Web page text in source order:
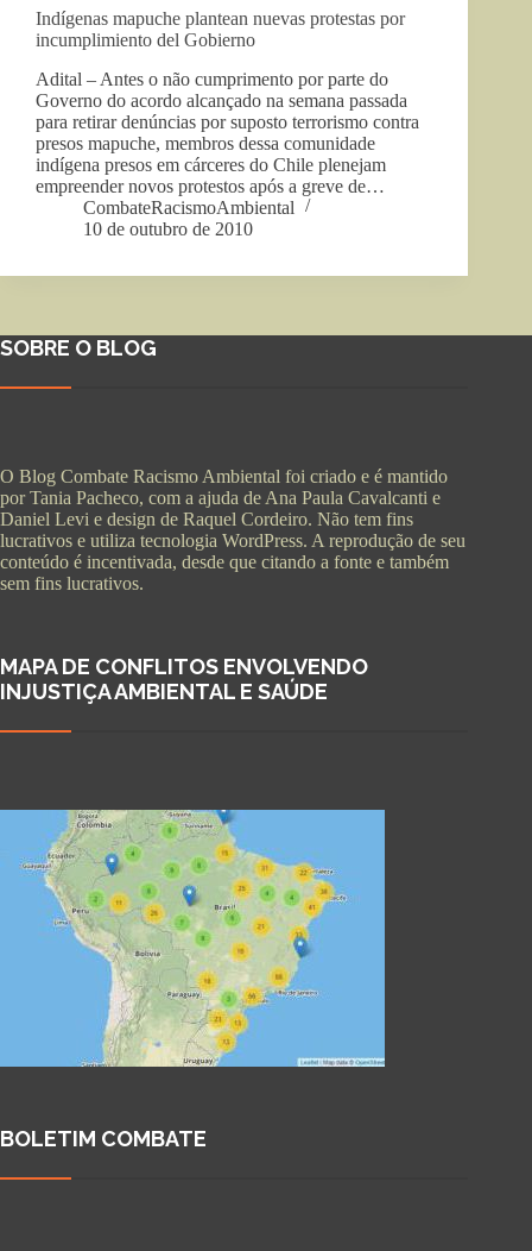
Indígenas mapuche plantean nuevas protestas por
incumplimiento del Gobierno
Adital – Antes o não cumprimento por parte do
Governo do acordo alcançado na semana passada
para retirar denúncias por suposto terrorismo contra
presos mapuche, membros dessa comunidade
indígena presos em cárceres do Chile plenejam
empreender novos protestos após a greve de…
CombateRacismoAmbiental
10 de outubro de 2010
SOBRE O BLOG
O Blog Combate Racismo Ambiental foi criado e é mantido
por Tania Pacheco, com a ajuda de Ana Paula Cavalcanti e
Daniel Levi e design de Raquel Cordeiro. Não tem fins
lucrativos e utiliza tecnologia WordPress. A reprodução de seu
conteúdo é incentivada, desde que citando a fonte e também
sem fins lucrativos.
MAPA DE CONFLITOS ENVOLVENDO
INJUSTIÇA AMBIENTAL E SAÚDE
BOLETIM COMBATE